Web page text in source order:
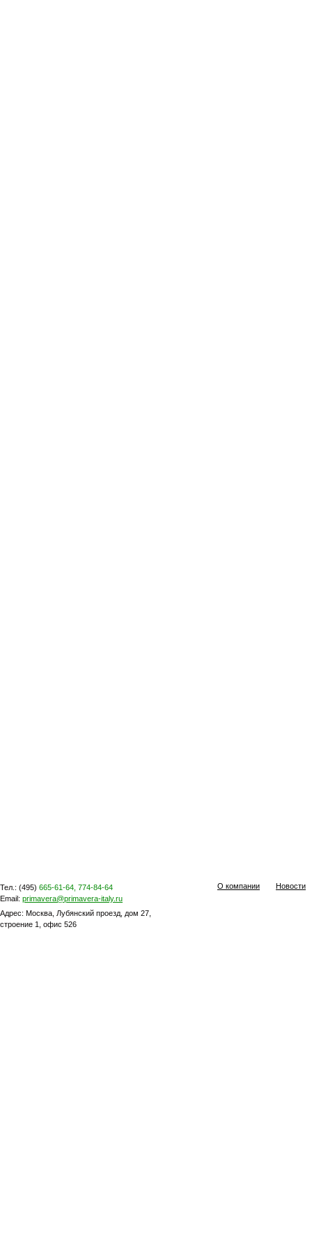
Тел.: (495) 665-61-64, 774-84-64
Email: primavera@primavera-italy.ru
Адрес: Москва, Лубянский проезд, дом 27,
строение 1, офис 526
О компании Новости